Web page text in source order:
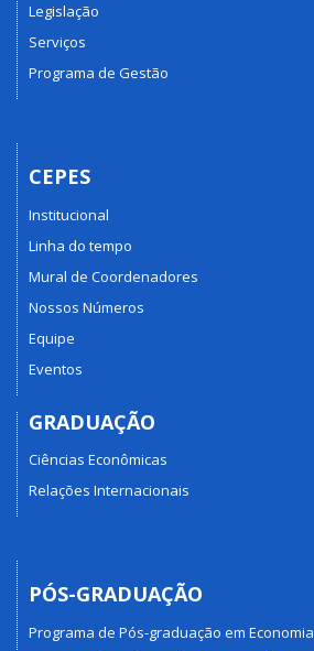
Legislação
Serviços
Programa de Gestão
CEPES
Institucional
Linha do tempo
Mural de Coordenadores
Nossos Números
Equipe
Eventos
GRADUAÇÃO
Ciências Econômicas
Relações Internacionais
PÓS-GRADUAÇÃO
Programa de Pós-graduação em Economia